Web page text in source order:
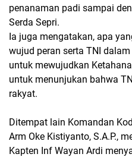
penanaman padi sampai
Serda Sepri.
Ia juga mengatakan, apa
wujud peran serta TNI
untuk mewujudkan
untuk menunjukan bahwa
rakyat.
Ditempat lain Komandan
Arm Oke Kistiyanto, S.A.P.,
Kapten Inf Wayan Ardi